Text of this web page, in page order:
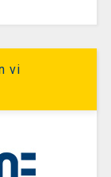
vi